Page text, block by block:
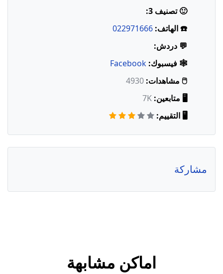
🙂 تصنيف 3:
☎️ الهاتف: 022971666
💬 دردش:
🕸️ فيسبوك: Facebook
🖱️ مشاهدات: 4930
🖥️ متابعين: 7K
🖥️ التقييم:
مشاركة
اماكن مشابهة